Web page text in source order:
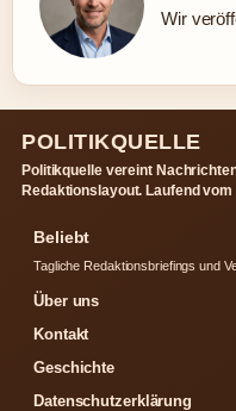
Wir
POLITIKQUELLE
Politikquelle vereint
Redaktionslayout. Laufend
Beliebt
Tagliche Redaktionsbriefings und
Über uns
Kontakt
Geschichte
Datenschutzerklärung